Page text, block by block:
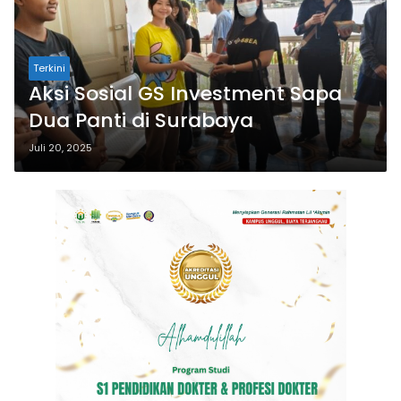
Terkini
Aksi Sosial GS Investment Sapa
Dua Panti di Surabaya
Juli 20, 2025